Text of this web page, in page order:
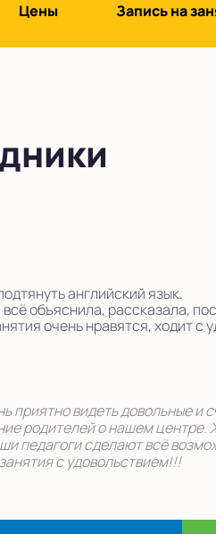
Цены Запись на
английский язык.
объяснила, рассказала,
очень нравятся, ходит с
приятно видеть довольные и
родителей о нашем
педагоги сделают всё
с удовольствием!!!